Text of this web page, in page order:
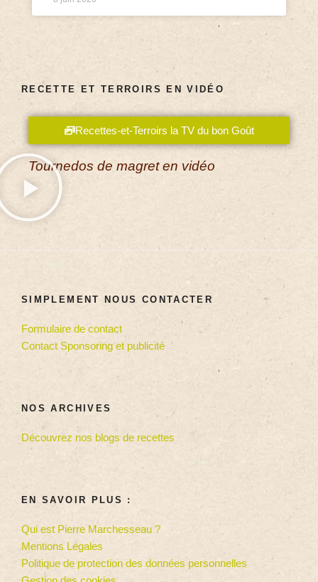
RECETTE ET TERROIRS EN VIDÉO
Recettes-et-Terroirs la TV du bon Goût
Tournedos de magret en vidéo
SIMPLEMENT NOUS CONTACTER
Formulaire de contact
Contact Sponsoring et publicité
NOS ARCHIVES
Découvrez nos blogs de recettes
EN SAVOIR PLUS :
Qui est Pierre Marchesseau ?
Mentions Légales
Politique de protection des données personnelles